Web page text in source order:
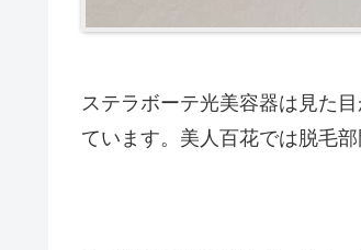
ステラボーテ光美容器は見た
ています。美人百花では脱毛